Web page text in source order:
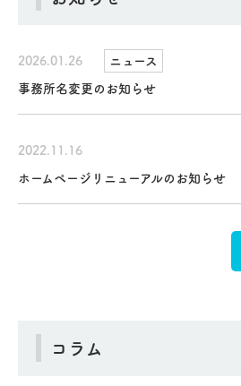
2026.01.26 ニュース
事務所名変更のお知らせ
2022.11.16
ホームページリニューアルのお知らせ
コラム